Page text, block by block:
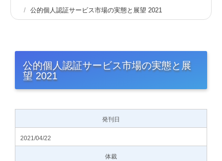
公的個人認証サービス市場の実態と展望 2021
公的個人認証サービス市場の実態と展
望 2021
発刊日
2021/04/22
体裁